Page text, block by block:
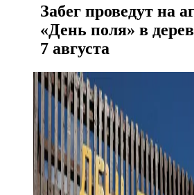
Забег проведут на
«День поля» в
7 августа